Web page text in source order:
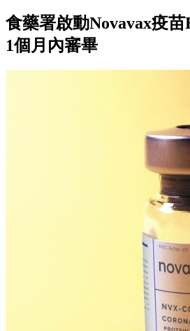
食藥署啟動Novavax疫
1個月內審畢